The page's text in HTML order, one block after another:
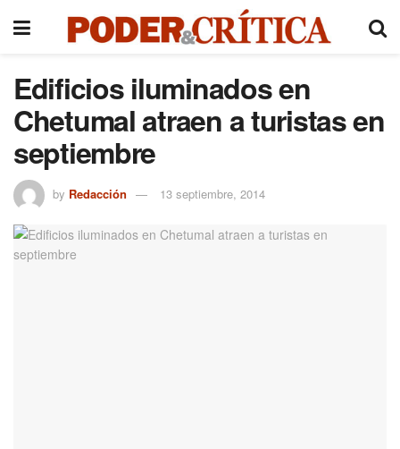
Edificios iluminados en
Chetumal atraen a turistas en
septiembre
by Redacción 13 septiembre, 2014